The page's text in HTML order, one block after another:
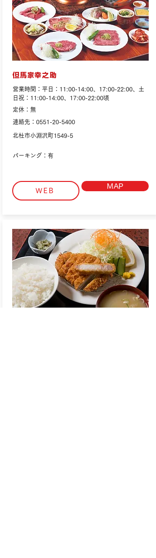
但馬家幸之助
営業時間：平日：11:00-14:00、17:00-22:00、土
日祝：11:00-14:00、17:00-22:00頃
定休：無
連絡先：0551-20-5400
北杜市小淵沢町1549-5
パーキング：有
WEB
MAP